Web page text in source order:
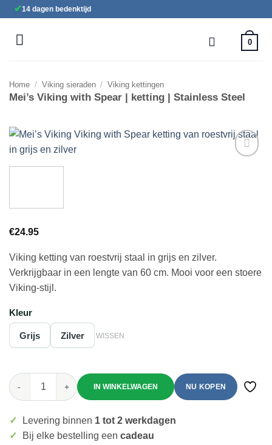
inhoud
✔14 dagen bedenktijd
0
Home / Viking sieraden / Viking kettingen
Mei’s Viking with Spear | ketting | Stainless Steel
€24.95
Viking ketting van roestvrij staal in grijs en zilver.
Verkrijgbaar in een lengte van 60 cm. Mooi voor een stoere
Viking-stijl.
Kleur
Grijs Zilver WISSEN
Mei's Viking with Spear | ketting | Stainless Steel aantal
NU KOPEN
✓ Levering binnen 1 tot 2 werkdagen
✓
Bij elke bestelling een cadeau